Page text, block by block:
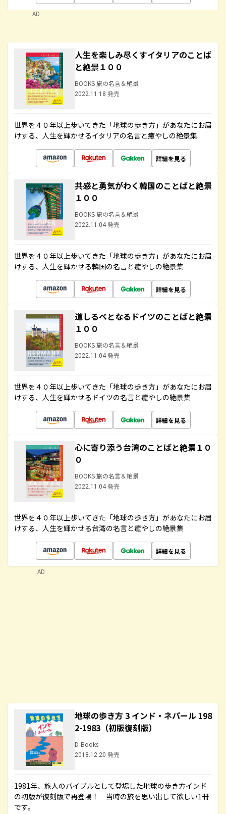
AD
人生を楽しみ尽くすイタリアのことば
と絶景１００
BOOKS 旅の名言＆絶景
2022.11.18 発売
世界を４０年以上歩いてきた「地球の歩き方」があなたにお届
けする、人生を輝かせるイタリアの名言と癒やしの絶景集
詳細を見る
共感と勇気がわく韓国のことばと絶景
１００
BOOKS 旅の名言＆絶景
2022.11.04 発売
世界を４０年以上歩いてきた「地球の歩き方」があなたにお届
けする、人生を輝かせる韓国の名言と癒やしの絶景集
詳細を見る
道しるべとなるドイツのことばと絶景
１００
BOOKS 旅の名言＆絶景
2022.11.04 発売
世界を４０年以上歩いてきた「地球の歩き方」があなたにお届
けする、人生を輝かせるドイツの名言と癒やしの絶景集
詳細を見る
心に寄り添う台湾のことばと絶景１０
０
BOOKS 旅の名言＆絶景
2022.11.04 発売
世界を４０年以上歩いてきた「地球の歩き方」があなたにお届
けする、人生を輝かせる台湾の名言と癒やしの絶景集
詳細を見る
地球の歩き方 3 インド・ネパール 198
2-1983（初版復刻版）
D-Books
2018.12.20 発売
1981年、旅人のバイブルとして登場した地球の歩き方インド
の初版が復刻版で再登場！ 当時の旅を思い出して欲しい1冊
です。
AD